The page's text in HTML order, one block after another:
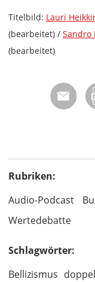
Titelbild: Lauri
(bearbeitet) / Sandro
(bearbeitet)
Rubriken:
Audio-Podcast
Wertedebatte
Schlagwörter:
Bellizismus